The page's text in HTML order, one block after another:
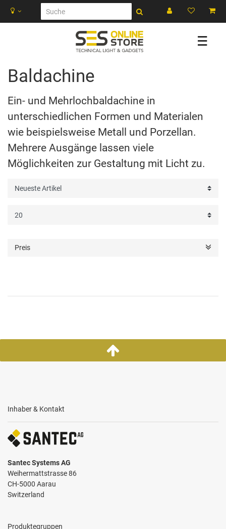
☰
Baldachine
Ein- und Mehrlochbaldachine in
unterschiedlichen Formen und Materialen
wie beispielsweise Metall und Porzellan.
Mehrere Ausgänge lassen viele
Möglichkeiten zur Gestaltung mit Licht zu.
Preis
Inhaber & Kontakt
Santec Systems AG
Weihermattstrasse 86
CH-5000 Aarau
Switzerland
Produktegruppen